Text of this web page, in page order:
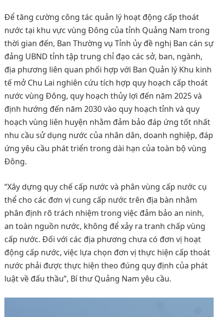
Để tăng cường công tác quản lý hoạt động cấp thoát
nước tại khu vực vùng Đông của tỉnh Quảng Nam trong
thời gian đến, Ban Thường vụ Tỉnh ủy đề nghị Ban cán sự
đảng UBND tỉnh tập trung chỉ đạo các sở, ban, ngành,
địa phương liên quan phối hợp với Ban Quản lý Khu kinh
tế mở Chu Lai nghiên cứu tích hợp quy hoạch cấp thoát
nước vùng Đông, quy hoạch thủy lợi đến năm 2025 và
định hướng đến năm 2030 vào quy hoạch tỉnh và quy
hoạch vùng liên huyện nhằm đảm bảo đáp ứng tốt nhất
nhu cầu sử dụng nước của nhân dân, doanh nghiệp, đáp
ứng yêu cầu phát triển trong dài hạn của toàn bộ vùng
Đông.
“Xây dựng quy chế cấp nước và phân vùng cấp nước cụ
thể cho các đơn vị cung cấp nước trên địa bàn nhằm
phân định rõ trách nhiệm trong việc đảm bảo an ninh,
an toàn nguồn nước, không để xảy ra tranh chấp vùng
cấp nước. Đối với các địa phương chưa có đơn vị hoạt
động cấp nước, việc lựa chọn đơn vị thực hiện cấp thoát
nước phải được thực hiện theo đúng quy định của phát
luật về đấu thầu”, Bí thư Quảng Nam yêu cầu.